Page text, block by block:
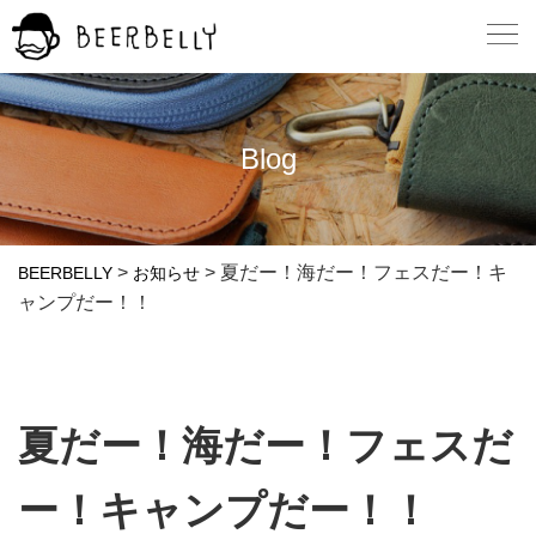
Blog
BEERBELLY > お知らせ > 夏だー！海だー！フェスだー！キ
ャンプだー！！
夏だー！海だー！フェスだ
ー！キャンプだー！！